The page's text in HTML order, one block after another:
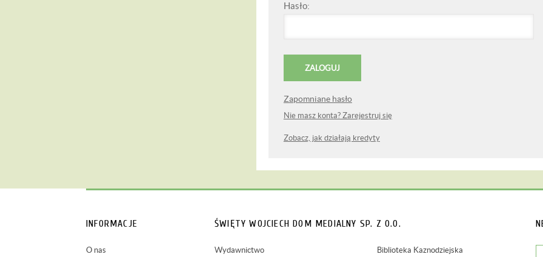
Hasło:
Zapomniane hasło
Nie masz konta? Zarejestruj się
Zobacz, jak działają kredyty
INFORMACJE
O nas
ŚWIĘTY WOJCIECH DOM MEDIALNY SP. Z O.O.
Wydawnictwo Biblioteka Kaznodziejska